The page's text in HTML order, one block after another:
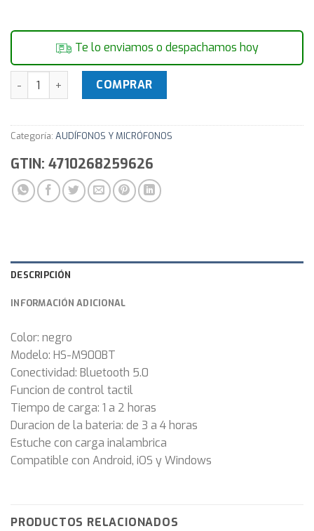
Te lo enviamos o despachamos hoy
Auriculares Audifonos TWS Genius HS-M900BT Negros
COMPRAR
Categoría: AUDÍFONOS Y MICRÓFONOS
GTIN: 4710268259626
DESCRIPCIÓN
INFORMACIÓN ADICIONAL
Color: negro
Modelo: HS-M900BT
Conectividad: Bluetooth 5.0
Funcion de control tactil
Tiempo de carga: 1 a 2 horas
Duracion de la bateria: de 3 a 4 horas
Estuche con carga inalambrica
Compatible con Android, iOS y Windows
PRODUCTOS RELACIONADOS